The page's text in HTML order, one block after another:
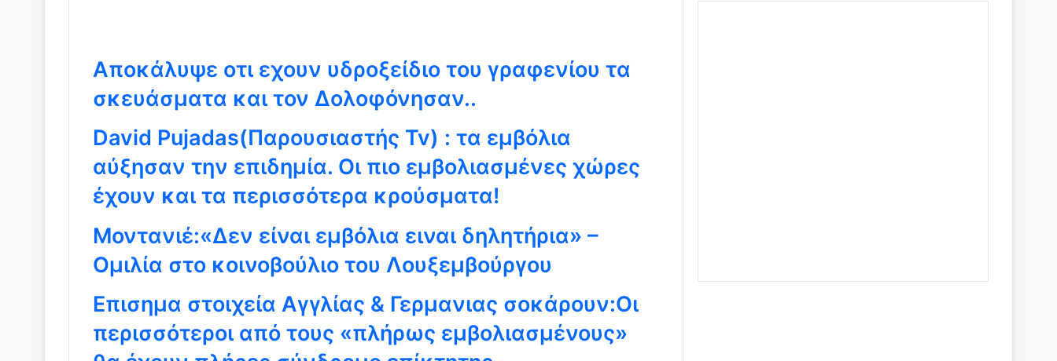
Αποκάλυψε οτι εχουν υδροξείδιο του γραφενίου τα
σκευάσματα και τον Δολοφόνησαν..
David Pujadas(Παρουσιαστής Tv) : τα εμβόλια
αύξησαν την επιδημία. Οι πιο εμβολιασμένες χώρες
έχουν και τα περισσότερα κρούσματα!
Μοντανιέ:«Δεν είναι εμβόλια ειναι δηλητήρια» –
Ομιλία στο κοινοβούλιο του Λουξεμβούργου
Επισημα στοιχεία Αγγλίας & Γερμανιας σοκάρουν:Οι
περισσότεροι από τους «πλήρως εμβολιασμένους»